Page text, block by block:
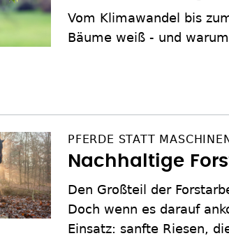
Vom Klimawandel bis
Bäume weiß - und
PFERDE STATT MASCHINEN
Nachhaltige
Den Großteil der
Doch wenn es darauf
Einsatz: sanfte Riesen,